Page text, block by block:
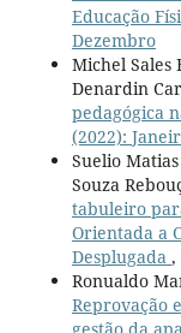
Educação
Dezembro
Michel Sales
Denardin
pedagógica
(2022):
Suelio
Souza
tabuleiro
Orientada a
Desplugada ,
Ronualdo
Reprovação